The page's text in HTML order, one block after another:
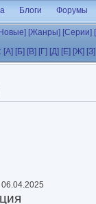
Блоги Форумы
[Жанры] [Серии]
[А] [Б] [В] [Г] [Д] [Е] [Ж] [З]